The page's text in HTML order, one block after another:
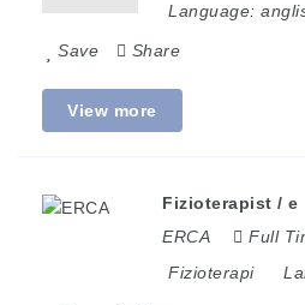
Language:
Save Share
View more
Fizioterapist / e
ERCA
Full
Fizioterapi